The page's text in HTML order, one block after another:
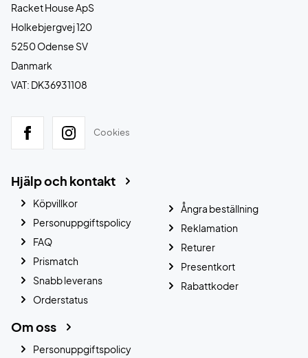
Racket House ApS
Holkebjergvej 120
5250 Odense SV
Danmark
VAT: DK36931108
Cookies
Hjälp och kontakt
Köpvillkor
Personuppgiftspolicy
FAQ
Prismatch
Snabb leverans
Orderstatus
Ångra beställning
Reklamation
Returer
Presentkort
Rabattkoder
Om oss
Personuppgiftspolicy